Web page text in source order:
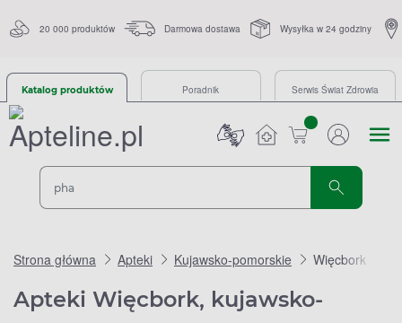
20 000 produktów Darmowa dostawa Wysyłka w 24 godziny
Katalog produktów Poradnik Serwis Świat Zdrowia
sztuk
Strona główna Apteki Kujawsko-pomorskie Więcbork
Apteki Więcbork, kujawsko-